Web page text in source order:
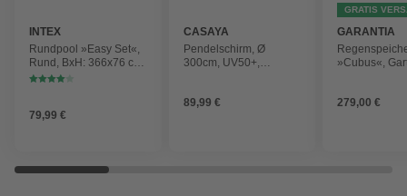
INTEX
Rundpool »Easy Set«,
Rund, BxH: 366x76 cm,
blau
79,99 €
CASAYA
Pendelschirm, Ø
300cm, UV50+,
89,99 €
GRATIS
GARANTIA
»Cubus«,
279,00 €